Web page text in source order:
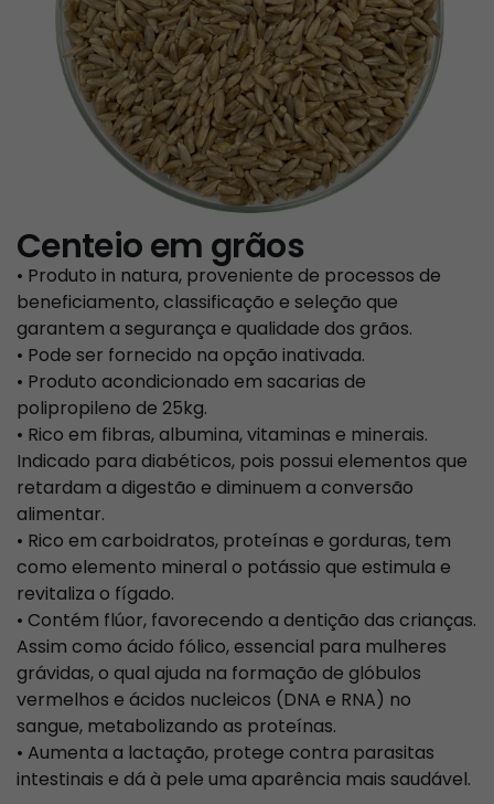
Centeio em grãos
• Produto in natura, proveniente de processos de
beneficiamento, classificação e seleção que
garantem a segurança e qualidade dos grãos.
• Pode ser fornecido na opção inativada.
• Produto acondicionado em sacarias de
polipropileno de 25kg.
• Rico em fibras, albumina, vitaminas e minerais.
Indicado para diabéticos, pois possui elementos que
retardam a digestão e diminuem a conversão
alimentar.
• Rico em carboidratos, proteínas e gorduras, tem
como elemento mineral o potássio que estimula e
revitaliza o fígado.
• Contém flúor, favorecendo a dentição das crianças.
Assim como ácido fólico, essencial para mulheres
grávidas, o qual ajuda na formação de glóbulos
vermelhos e ácidos nucleicos (DNA e RNA) no
sangue, metabolizando as proteínas.
• Aumenta a lactação, protege contra parasitas
intestinais e dá à pele uma aparência mais saudável.